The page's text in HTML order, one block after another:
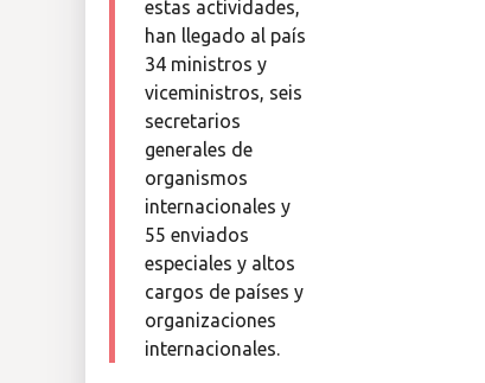
estas actividades,
han llegado al país
34 ministros y
viceministros, seis
secretarios
generales de
organismos
internacionales y
55 enviados
especiales y altos
cargos de países y
organizaciones
internacionales.